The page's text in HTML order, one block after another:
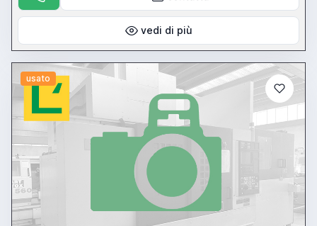
vedi di più
usato